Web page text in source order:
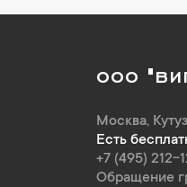
ООО
Москва,
Есть
+7 (495) 212-
Обращение